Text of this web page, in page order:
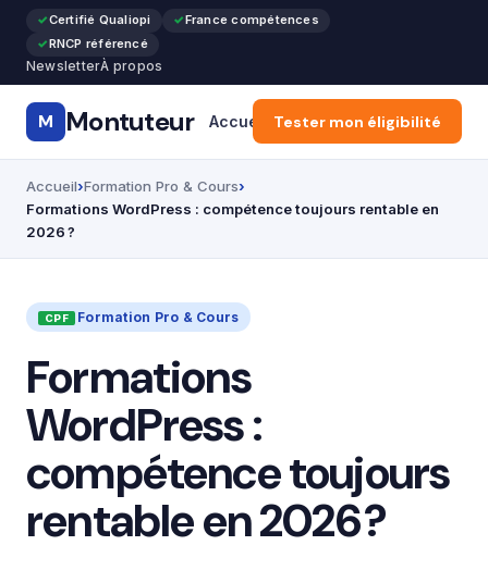
Certifié Qualiopi
France compétences
RNCP référencé
NewsletterÀ propos
M Montuteur Accueil CPF & Compte Formation
Tester mon éligibilité
Accueil Formation Pro & Cours
Formations WordPress : compétence toujours rentable en
2026 ?
Formation Pro & Cours
Formations
WordPress :
compétence toujours
rentable en 2026 ?